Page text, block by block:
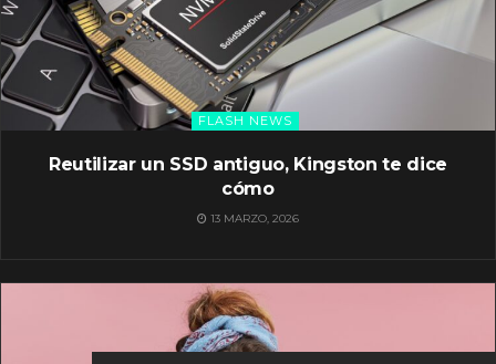
FLASH NEWS
Reutilizar un SSD antiguo, Kingston te dice
cómo
13 MARZO, 2026